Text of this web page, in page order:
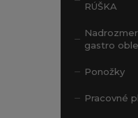
RÚŠKA
gastro
Ponožky
Pracovné